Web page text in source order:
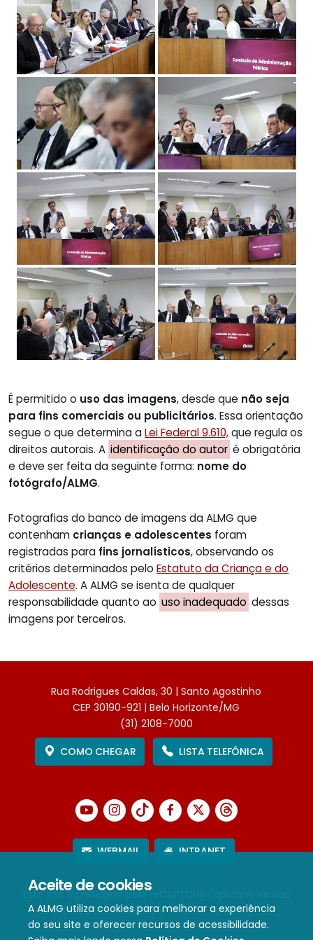
Aceite de cookies
A ALMG utiliza cookies para melhorar a experiência
do seu site e oferecer recursos de acessibilidade.
É permitido o uso das imagens, desde que não seja
para fins comerciais ou publicitários. Essa orientação
segue o que determina aLei Federal 9.610,que regula os
direitos autorais. A identificação do autor é obrigatória
e deve ser feita da seguinte forma: nome do
fotógrafo/ALMG.
Fotografias do banco de imagens da ALMG que
contenham crianças e adolescentes foram
registradas para fins jornalísticos, observando os
critérios determinados pelo Estatuto da Criança e do
Adolescente. A ALMG se isenta de qualquer
responsabilidade quanto ao uso inadequado dessas
imagens por terceiros.
Rua Rodrigues Caldas, 30 | Santo Agostinho
CEP 30190-921 | Belo Horizonte/MG
(31) 2108-7000
COMO CHEGAR
LISTA TELEFÔNICA
WEBMAIL INTRANET
Este site é protegido pelo reCAPTCHA (aplicam-se sua
Política de PrivacidadeeTermos de Serviço).